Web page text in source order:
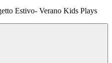
Estivo- Verano Kids Plays